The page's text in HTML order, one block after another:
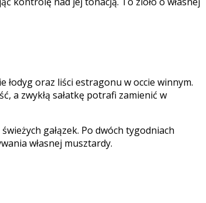
oraz liści estragonu w occie winnym.
a zwykłą sałatkę potrafi zamienić w
gałązek. Po dwóch tygodniach
własnej musztardy.